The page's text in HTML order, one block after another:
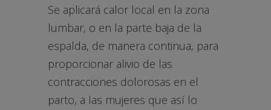
Se aplicará calor local en la zona
lumbar, o en la parte baja de la
espalda, de manera continua, para
proporcionar alivio de las
contracciones dolorosas en el
parto, a las mujeres que así lo